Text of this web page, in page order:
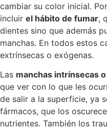
cambiar su color inicial.
incluir el hábito de fumar,
dientes sino que además
manchas. En todos estos
extrínsecas o exógenas.
Las manchas intrínsecas
que ver con lo que les
de salir a la superficie, ya
fármacos, que los
nutrientes. También los